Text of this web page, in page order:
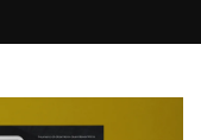
siti web